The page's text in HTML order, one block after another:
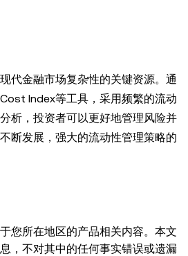
代金融市场复杂性的关键资源。通
Index等工具，采用频繁的流动
析，投资者可以更好地管理风险并
断发展，强大的流动性管理策略的
您所在地区的产品相关内容。本文
，不对其中的任何事实错误或遗漏